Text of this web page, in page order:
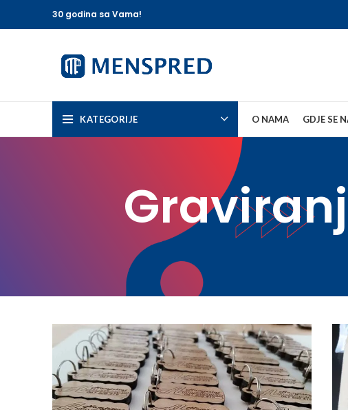
30 godina sa Vama!
KATEGORIJE O NAMA GDJE SE